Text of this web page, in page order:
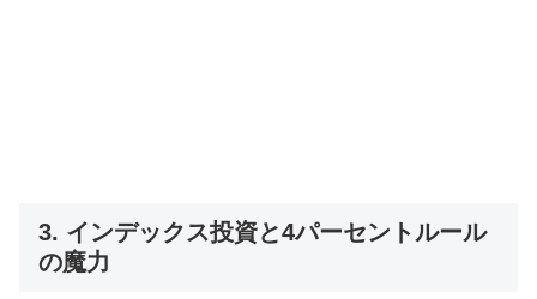
3. インデックス投資と4パーセントルール
の魔力